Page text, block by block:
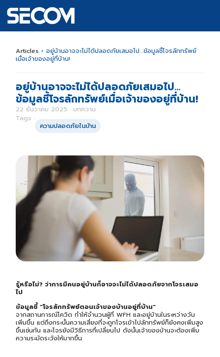
Articles › อยู่บ้านอาจจะไม่ได้ปลอดภัยเสมอไป…ข้อมูลชี้โจรลักทรัพย์
เมื่อเจ้าของอยู่ที่บ้าน!
อยู่บ้านอาจจะไม่ได้ปลอดภัยเสมอไป…
ข้อมูลชี้โจรลักทรัพย์เมื่อเจ้าของอยู่ที่บ้าน!
22 ธันวาคม 2025 · บทความ
Tags ·
ความปลอดภัยในบ้าน
รู้หรือไม่? ว่าการมีคนอยู่บ้านก็อาจจะไม่ได้ปลอดภัยจากโจรเสมอ
ไป
ข้อมูลชี้ “โจรลักทรัพย์ตอนเจ้าของบ้านอยู่ที่บ้าน”
จากสถานการณ์โควิด ทำให้จำนวนผู้ที่ WFH และอยู่บ้านในระหว่างวัน
เพิ่มขึ้น แต่ถึงกระนั้นความเสี่ยงที่จะถูกโจรเข้าไปลักทรัพย์ก็ยังคงเพิ่มสูง
ขึ้นเช่นกัน และโจรยังมีวิธีการที่เปลี่ยนไป ดังนั้นเจ้าของบ้านจะต้องเพิ่ม
ความระมัดระวังให้มากขึ้น